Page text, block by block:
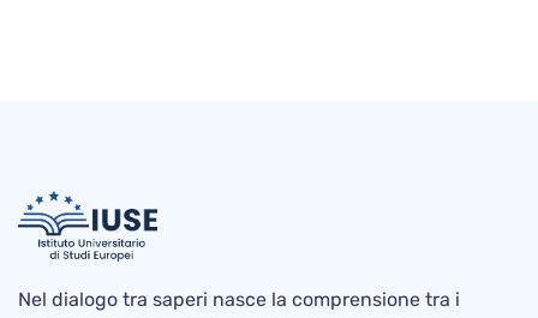
Nel dialogo tra saperi nasce la comprensione tra i